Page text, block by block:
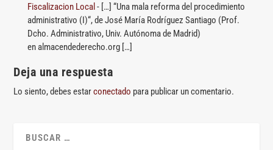
Fiscalizacion Local - […] “Una mala reforma del procedimiento
administrativo (I)“, de José María Rodríguez Santiago (Prof.
Dcho. Administrativo, Univ. Autónoma de Madrid)
en almacendederecho.org […]
Deja una respuesta
Lo siento, debes estarconectado para publicar un comentario.